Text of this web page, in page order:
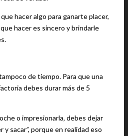
hacer algo para ganarte placer,
hacer es sincero y brindarle
de tiempo. Para que una
debes durar más de 5
o impresionarla, debes dejar
sacar”, porque en realidad eso